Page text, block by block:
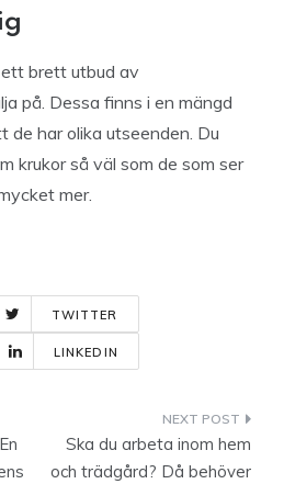
brett utbud av
på. Dessa finns i en mängd
de har olika utseenden. Du
krukor så väl som de som ser
mer.
TWITTER
LINKEDIN
Ska du arbeta inom hem
och trädgård? Då behöver